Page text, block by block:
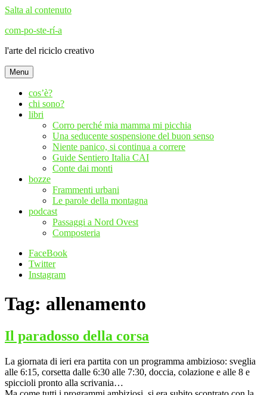
Salta al contenuto
com-po-ste-rí-a
l'arte del riciclo creativo
Menu
cos’è?
chi sono?
libri
Corro perché mia mamma mi picchia
Una seducente sospensione del buon senso
Niente panico, si continua a correre
Guide Sentiero Italia CAI
Conte dai monti
bozze
Frammenti urbani
Le parole della montagna
podcast
Passaggi a Nord Ovest
Composteria
FaceBook
Twitter
Instagram
Tag: allenamento
Il paradosso della corsa
La giornata di ieri era partita con un programma ambizioso: sveglia
alle 6:15, corsetta dalle 6:30 alle 7:30, doccia, colazione e alle 8 e
spiccioli pronto alla scrivania…